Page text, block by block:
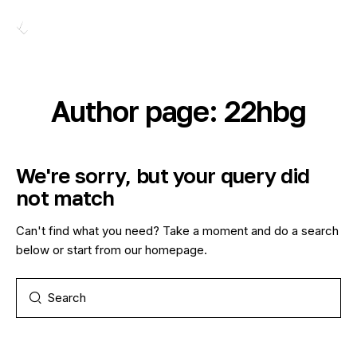
Author page: 22hbg
Chi siamo
Lavora con noi
We're sorry, but your query did
not match
Can't find what you need? Take a moment and do a search
below or start from our homepage.